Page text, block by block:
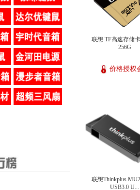
联想 TF高速存储
256G
价格授权
联想Thinkplus
USB3.0 U...